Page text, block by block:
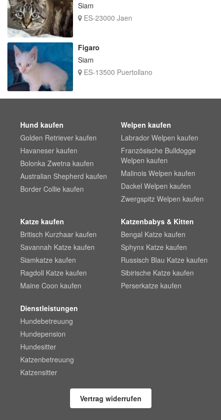
Siam
ES-23000 Jaen
Figaro
Siam
ES-13500 Puertollano
Hund kaufen
Golden Retriever kaufen
Havaneser kaufen
Bolonka Zwetna kaufen
Australian Shepherd kaufen
Border Collie kaufen
Welpen kaufen
Labrador Welpen kaufen
Französische Bulldogge
Welpen kaufen
Malinois Welpen kaufen
Dackel Welpen kaufen
Zwergspitz Welpen kaufen
Katze kaufen
Britisch Kurzhaar kaufen
Savannah Katze kaufen
Siamkatze kaufen
Ragdoll Katze kaufen
Maine Coon kaufen
Katzenbabys & Kitten
Bengal Katze kaufen
Sphynx Katze kaufen
Russisch Blau Katze kaufen
Sibirische Katze kaufen
Perserkatze kaufen
Dienstleistungen
Hundebetreuung
Hundepension
Hundesitter
Katzenbetreuung
Katzensitter
Vertrag widerrufen